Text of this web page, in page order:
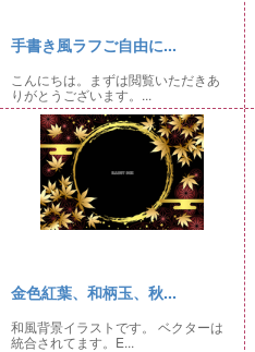
手書き風ラフご自由に...
こんにちは。まずは閲覧いただきあ
りがとうございます。...
金色紅葉、和柄玉、秋...
和風背景イラストです。 ベクターは
統合されてます。E...